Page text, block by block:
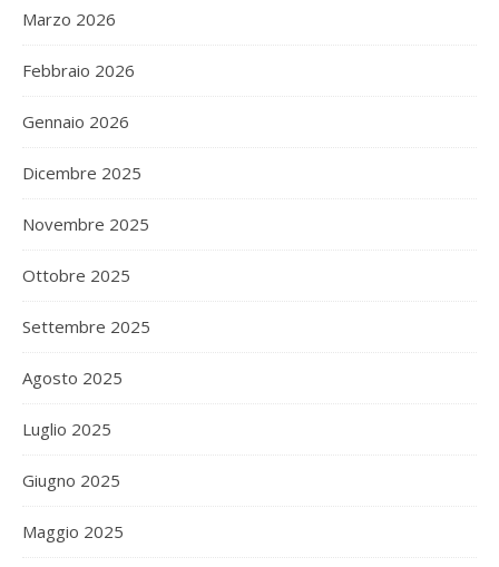
Marzo 2026
Febbraio 2026
Gennaio 2026
Dicembre 2025
Novembre 2025
Ottobre 2025
Settembre 2025
Agosto 2025
Luglio 2025
Giugno 2025
Maggio 2025